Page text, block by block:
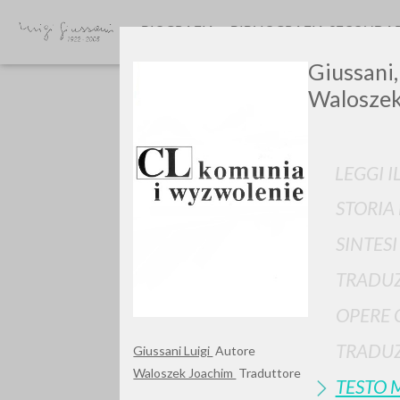
Giussani Luigi Autore
Waloszek Joachim Traduttore
LEGGI
OPERE
TESTO
BIOGRAFIA BIBLIOGRAFIA
TIPOLOGIA OPERA